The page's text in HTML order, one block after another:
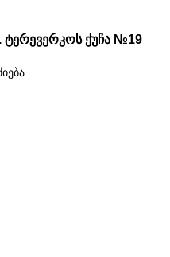
ტერევერკოს ქუჩა №19